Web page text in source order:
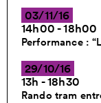
03/11/16
14h00 - 18h00
Performance :
29/10/16
13h - 18h30
Rando tram